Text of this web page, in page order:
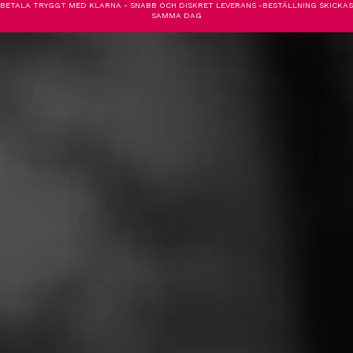
BETALA TRYGGT MED KLARNA - SNABB OCH DISKRET LEVERANS -BESTÄLLNING SKICKAS
SAMMA DAG